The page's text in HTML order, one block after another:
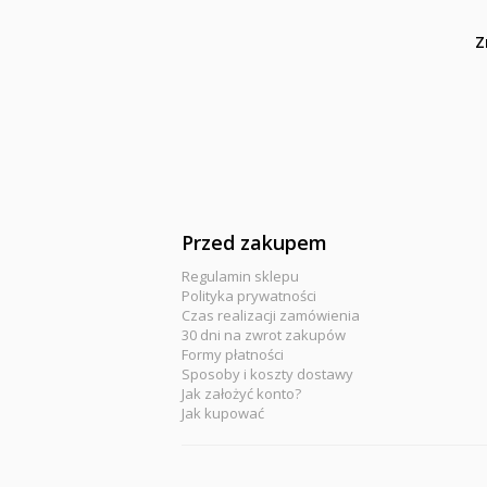
Przed zakupem
Regulamin sklepu
Polityka prywatności
Czas realizacji zamówienia
30 dni na zwrot zakupów
Formy płatności
Sposoby i koszty dostawy
Jak założyć konto?
Jak kupować